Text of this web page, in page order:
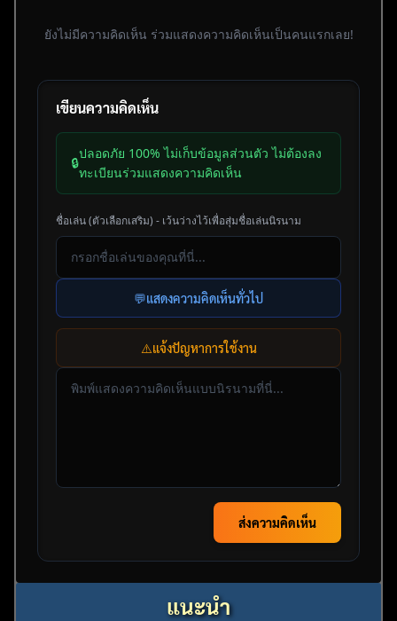
ยังไม่มีความคิดเห็น ร่วมแสดงความคิดเห็นเป็นคนแรกเลย!
เขียนความคิดเห็น
🔒
ปลอดภัย 100% ไม่เก็บข้อมูลส่วนตัว ไม่ต้องลง
ทะเบียนร่วมแสดงความคิดเห็น
ชื่อเล่น (ตัวเลือกเสริม) - เว้นว่างไว้เพื่อสุ่มชื่อเล่นนิรนาม
💬แสดงความคิดเห็นทั่วไป
⚠️แจ้งปัญหาการใช้งาน
ส่งความคิดเห็น
แนะนำ